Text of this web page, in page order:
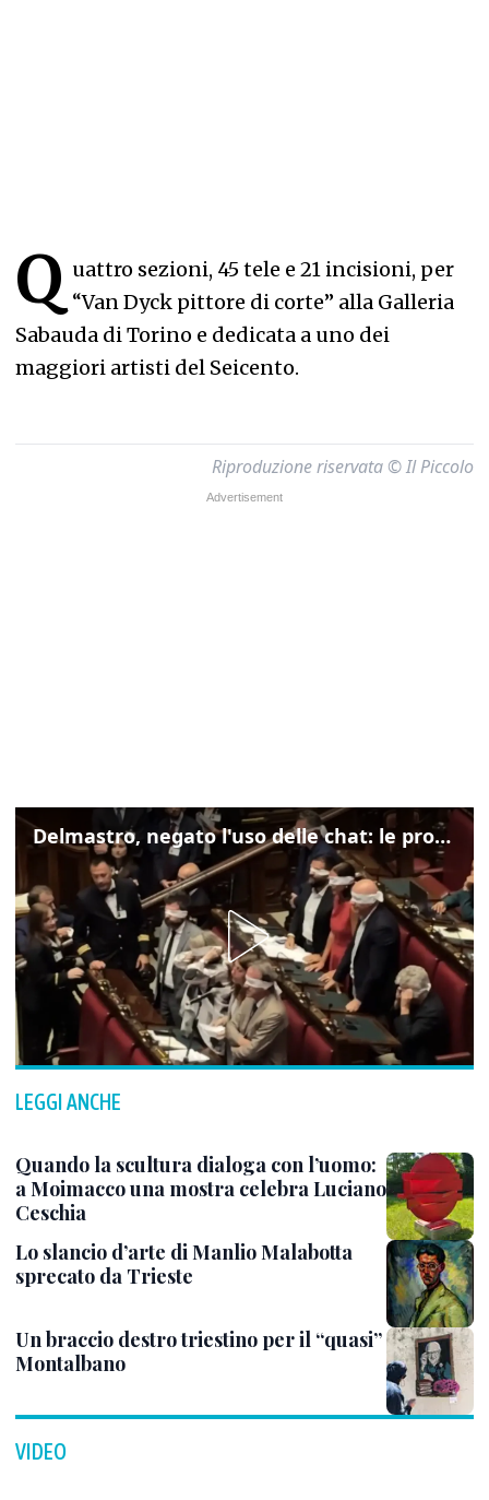
Q uattro sezioni, 45 tele e 21 incisioni, per
“Van Dyck pittore di corte” alla Galleria
Sabauda di Torino e dedicata a uno dei
maggiori artisti del Seicento.
Riproduzione riservata © Il Piccolo
Delmastro, negato l'uso delle chat: le proteste di Avs e M5s
LEGGI ANCHE
Quando la scultura dialoga con l’uomo:
a Moimacco una mostra celebra Luciano
Ceschia
Lo slancio d’arte di Manlio Malabotta
sprecato da Trieste
Un braccio destro triestino per il “quasi”
Montalbano
VIDEO